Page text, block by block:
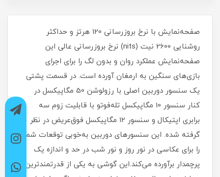
صفحه‌نمایش با نرخ بروزرسانی 120 هرتز و حداکثر
روشنایی 2600 نیت (nits) نرخ بروزرسانی عالی این
صفحه‌نمایش عملکرد روان و بدون لگ را برای اجرای
بازی‌های سنگین به‌ ارمغان آورده است. در قسمت پشتی
یک سنسور دوربین اصلی با رزولوشن 50 مگاپیکسل در
کنار سنسور 10 مگاپیکسل تله‌فوتو با قابلیت زوم سه
برابری اپتیکال و سنسور 12 مگاپیکسل فوق‌عریض در نظر
گرفته شده. این سنسور‌های دوربین به‌خوبی توقعات شما
را برای عکاسی در نور روز و نور شب در حد و اندازه یک
پرچمدار بر‌آورده می‌کند.این گوشی به یکی از قدرتمند‌ترین